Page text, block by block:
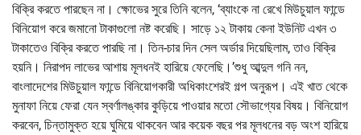
বিক্রি করতে পারছেন না। ক্ষোভের সুরে তিনি বলেন, ‘ব্যাংকে না রেখে মিউচুয়াল ফান্ডে
বিনিয়োগ করে জমানো টাকাগুলো নষ্ট করেছি। সাড়ে ১২ টাকায় কেনা ইউনিট এখন ৩
টাকাতেও বিক্রি করতে পারছি না। তিন-চার দিন সেল অর্ডার দিয়েছিলাম, তাও বিক্রি
হয়নি। নিরাপদ লাভের আশায় মূলধনই হারিয়ে ফেলেছি।’শুধু আব্দুল গনি নন,
বাংলাদেশের মিউচুয়াল ফান্ডে বিনিয়োগকারী অধিকাংশেরই গল্প অনুরূপ। এই খাত থেকে
মুনাফা নিয়ে ফেরা যেন স্বর্ণালঙ্কার কুড়িয়ে পাওয়ার মতো সৌভাগ্যের বিষয়। বিনিয়োগ
করবেন, চিন্তামুক্ত হয়ে ঘুমিয়ে থাকবেন আর কয়েক বছর পর মূলধনের বড় অংশ হারিয়ে